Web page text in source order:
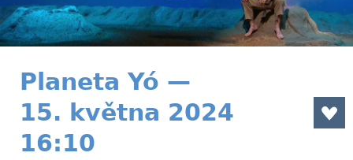
Planeta Yó —
15. května 2024
16:10